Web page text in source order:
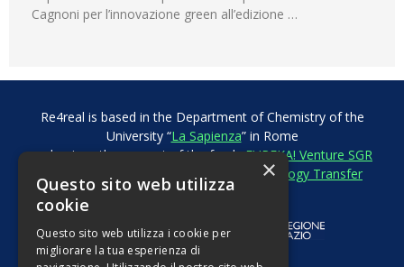
Cagnoni per l’innovazione green all’edizione …
Re4real is based in the Department of Chemistry of the
University “La Sapienza” in Rome
and enjoys the support of the fundsEUREKA! Venture SGR
and of the
CDP National Technology Transfer
Center.
×
Questo sito web utilizza
cookie
Questo sito web utilizza i cookie per
migliorare la tua esperienza di